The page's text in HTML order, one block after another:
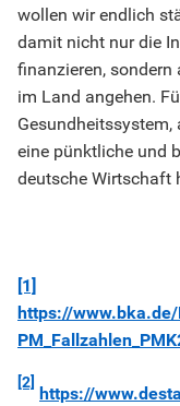
wollen wir endlich
damit nicht nur die
finanzieren, sondern
im Land angehen.
eine pünktliche und
deutsche Wirtschaft
[1]
https://
[2]
https://